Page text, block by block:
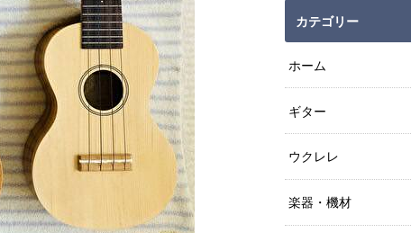
カテゴリー
ホーム
ギター
ウクレレ
楽器・機材